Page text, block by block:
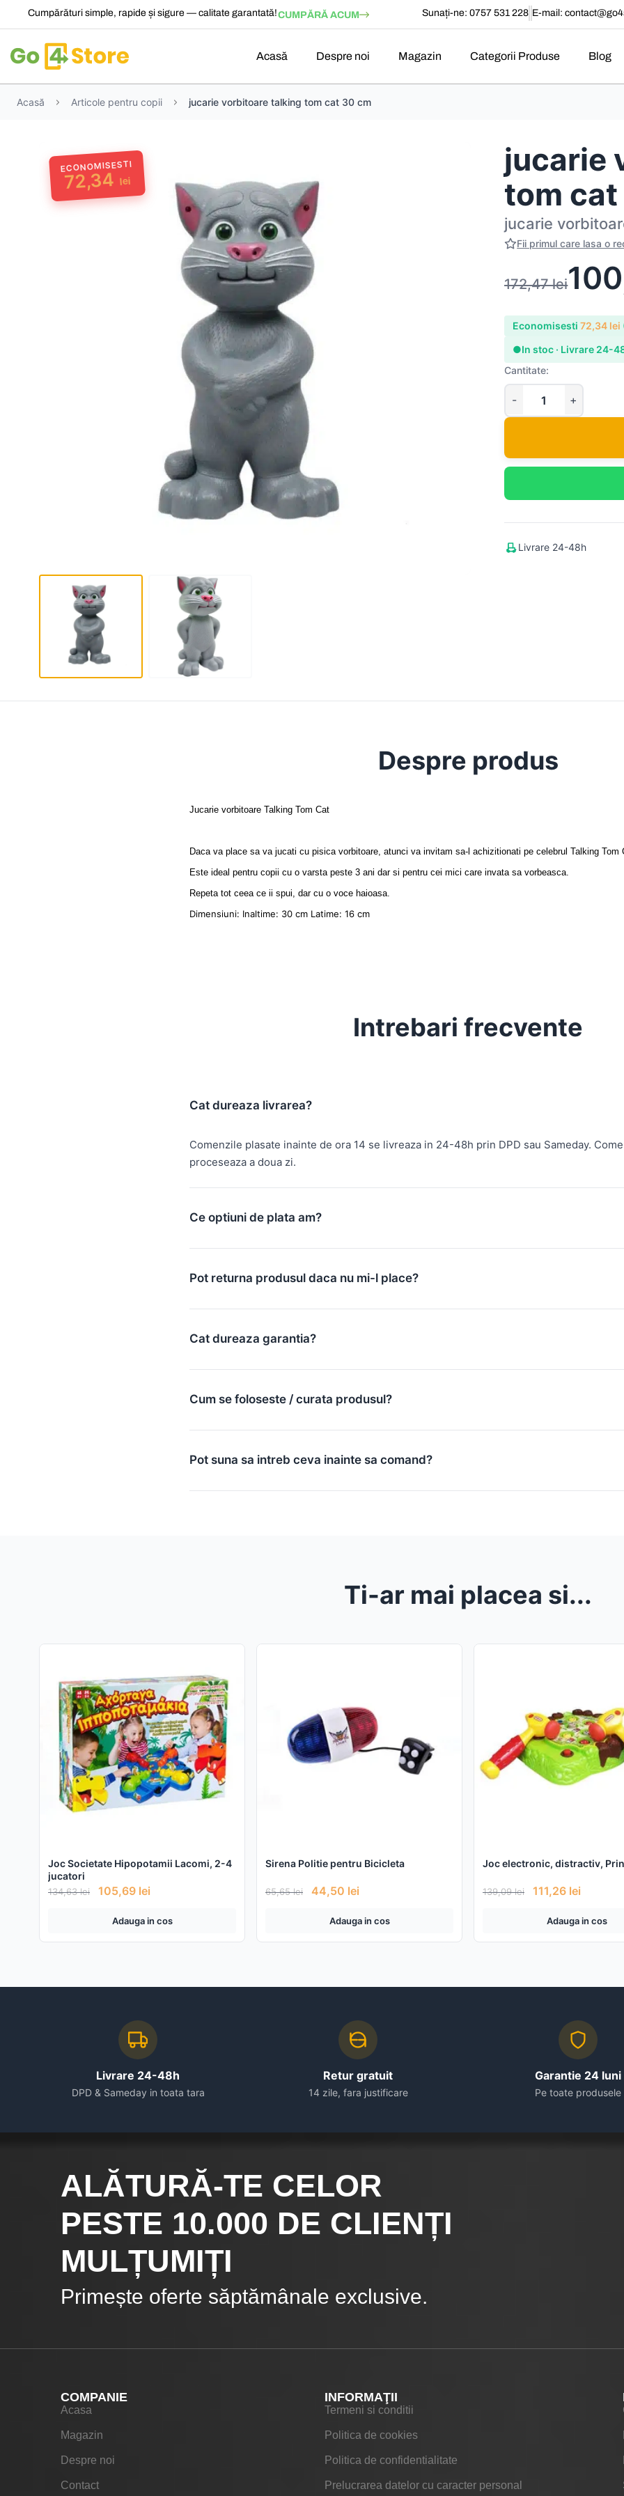
Cumpărături simple, rapide și sigure — calitate garantată!CUMPĂRĂ ACUM Sunați-ne: 0757 531 228 E-mail:
Acasă Despre noi Magazin Categorii Produse Blog
Acasă Articole pentru copii jucarie vorbitoare talking tom cat 30 cm
ECONOMISESTI
72,34 lei
jucarie
tom
jucarie
Fii primul care lasa o
172,47lei
Economisesti72,34 lei
●In stoc · Livrare 24-
Cantitate:
Livrare 24-48h
Despre produs
Jucarie vorbitoare Talking Tom Cat
Daca va place sa va jucati cu pisica vorbitoare, atunci va invitam sa-l achizitionati pe celebrul Talking Tom
Este ideal pentru copii cu o varsta peste 3 ani dar si pentru cei mici care invata sa vorbeasca.
Repeta tot ceea ce ii spui, dar cu o voce haioasa.
Dimensiuni: Inaltime: 30 cm Latime: 16 cm
Intrebari frecvente
Cat dureaza livrarea?
Comenzile plasate inainte de ora 14 se livreaza in 24-48h prin DPD sau Sameday.
proceseaza a doua zi.
Ce optiuni de plata am?
Pot returna produsul daca nu mi-l place?
Cat dureaza garantia?
Cum se foloseste / curata produsul?
Pot suna sa intreb ceva inainte sa comand?
Ti-ar mai placea si...
Joc Societate Hipopotamii Lacomi, 2-4
jucatori
134,63lei 105,69 lei
Adauga in cos
Sirena Politie pentru Bicicleta
65,65lei 44,50 lei
Adauga in cos
Joc electronic, distractiv,
139,09lei 111,26 lei
Adauga in cos
Livrare 24-48h
DPD & Sameday in toata tara
Retur gratuit
14 zile, fara justificare
Garantie 24 luni
Pe toate produsele
ALĂTURĂ-TE CELOR
PESTE 10.000 DE CLIENȚI
MULȚUMIȚI
Primește oferte săptămânale exclusive.
COMPANIE
Acasa
Magazin
Despre noi
Contact
INFORMAŢII
Termeni si conditii
Politica de cookies
Politica de confidentialitate
Prelucrarea datelor cu caracter personal